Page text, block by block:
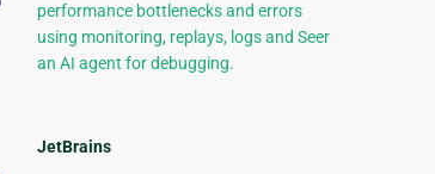
performance bottlenecks and errors
using monitoring, replays, logs and Seer
an AI agent for debugging.
JetBrains